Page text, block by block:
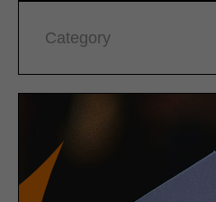
Category